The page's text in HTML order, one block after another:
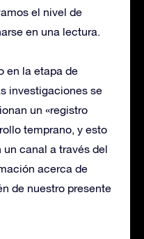
el nivel de
en una lectura.
en la etapa de
investigaciones se
un «registro
temprano, y esto
canal a través del
acerca de
de nuestro presente